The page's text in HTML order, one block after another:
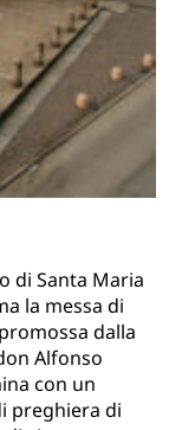
di Santa Maria
la messa di
dalla
Alfonso
con un
preghiera di